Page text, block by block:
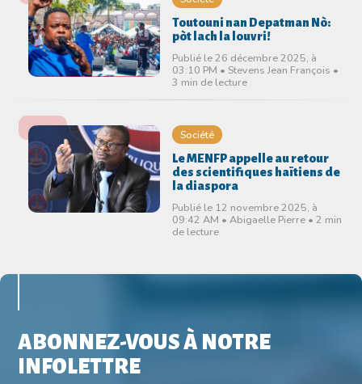
Toutouni nan Depatman Nò:
pòt lach la louvri!
Publié le 26 décembre 2025, à
03:10 PM • Stevens Jean François •
3 min de lecture
Société
Le MENFP appelle au retour
des scientifiques haïtiens de
la diaspora
Publié le 12 novembre 2025, à
09:42 AM • Abigaelle Pierre • 2 min
de lecture
ABONNEZ-VOUS À NOTRE
INFOLETTRE